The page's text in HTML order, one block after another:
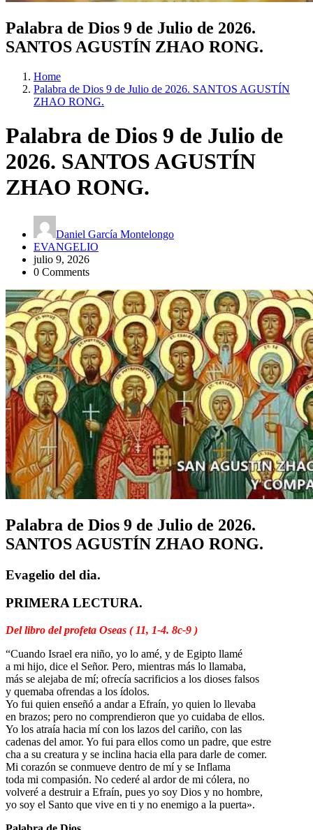
Palabra de Dios 9 de Julio de 2026.
SANTOS AGUSTÍN ZHAO RONG.
Home
Palabra de Dios 9 de Julio de 2026. SANTOS AGUSTÍN
ZHAO RONG.
Palabra de Dios 9 de Julio de
2026. SANTOS AGUSTÍN
ZHAO RONG.
Daniel García Montelongo
EVANGELIO
julio 9, 2026
0 Comments
Palabra de Dios 9 de Julio de 2026.
SANTOS AGUSTÍN ZHAO RONG.
Evagelio del dia.
PRIMERA LECTURA.
Del libro del profeta Oseas ( 11, 1-4. 8c-9 )
“Cuando Israel era niño, yo lo amé, y de Egipto llamé
a mi hijo, dice el Señor. Pero, mientras más lo llamaba,
más se alejaba de mí; ofrecía sacrificios a los dioses falsos
y quemaba ofrendas a los ídolos.
Yo fui quien enseñó a andar a Efraín, yo quien lo llevaba
en brazos; pero no comprendieron que yo cuidaba de ellos.
Yo los atraía hacia mí con los lazos del cariño, con las
cadenas del amor. Yo fui para ellos como un padre, que estre
cha a su creatura y se inclina hacia ella para darle de comer.
Mi corazón se conmueve dentro de mí y se Inflama
toda mi compasión. No cederé al ardor de mi cólera, no
volveré a destruir a Efraín, pues yo soy Dios y no hombre,
yo soy el Santo que vive en ti y no enemigo a la puerta».